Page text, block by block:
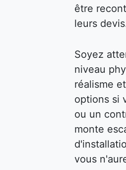
être
leurs
Soyez
niveau
réalisme
options si
ou un
monte
vous